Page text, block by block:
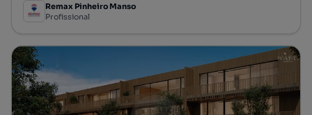
Remax Pinheiro Manso
Profissional